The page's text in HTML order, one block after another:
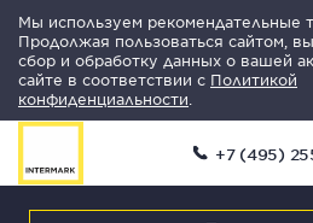
Мы используем рекомендательные
Продолжая пользоваться сайтом,
сбор и обработку данных о вашей
сайте в соответствии с Политикой
конфиденциальности
+7 (495)